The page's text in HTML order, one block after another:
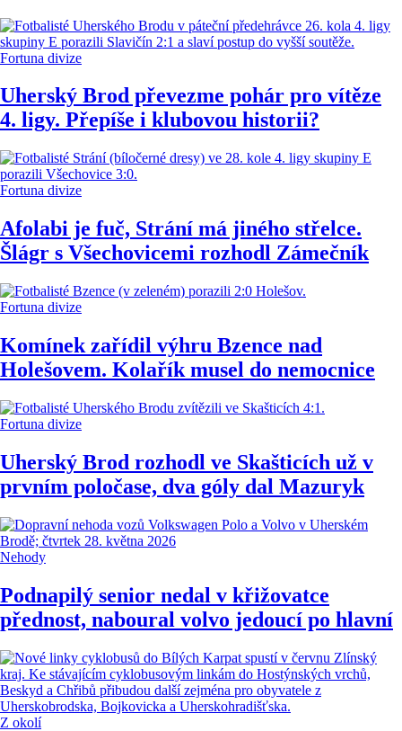
Fortuna divize
Uherský Brod převezme pohár pro vítěze
4. ligy. Přepíše i klubovou historii?
Fortuna divize
Afolabi je fuč, Strání má jiného střelce.
Šlágr s Všechovicemi rozhodl Zámečník
Fortuna divize
Komínek zařídil výhru Bzence nad
Holešovem. Kolařík musel do nemocnice
Fortuna divize
Uherský Brod rozhodl ve Skašticích už v
prvním poločase, dva góly dal Mazuryk
Nehody
Podnapilý senior nedal v křižovatce
přednost, naboural volvo jedoucí po hlavní
Z okolí